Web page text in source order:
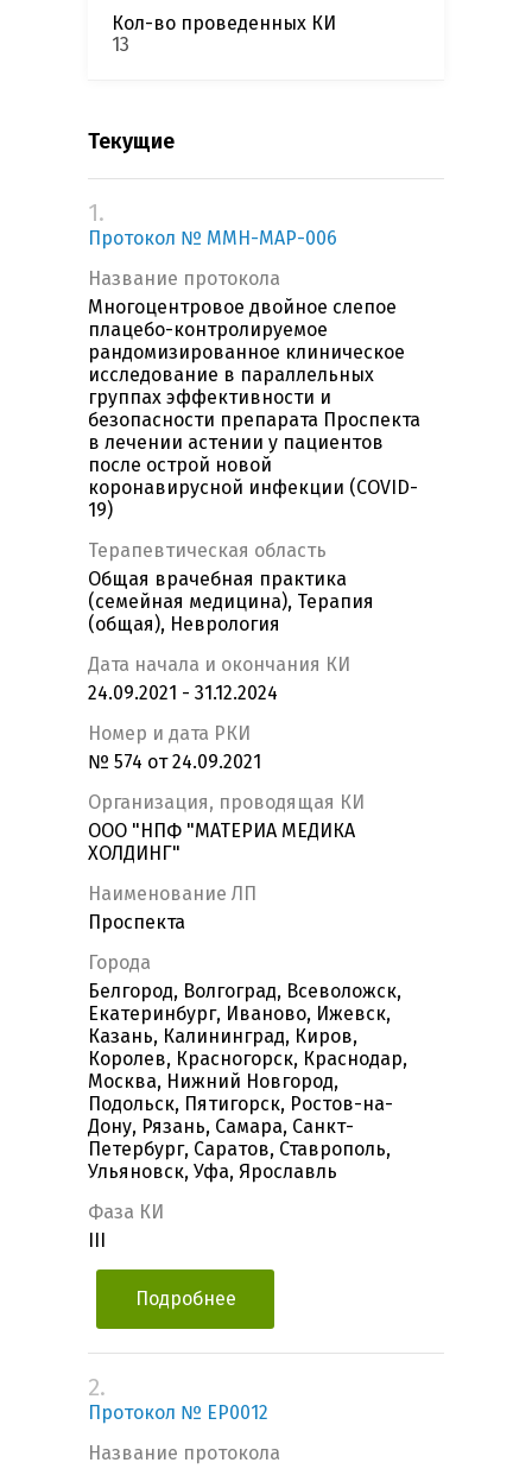
Кол-во проведенных КИ
13
Текущие
1.
Протокол № MMH-MAP-006
Название протокола
Многоцентровое двойное слепое
плацебо-контролируемое
рандомизированное клиническое
исследование в параллельных
группах эффективности и
безопасности препарата Проспекта
в лечении астении у пациентов
после острой новой
коронавирусной инфекции (COVID-
19)
Терапевтическая область
Общая врачебная практика
(семейная медицина), Терапия
(общая), Неврология
Дата начала и окончания КИ
24.09.2021 - 31.12.2024
Номер и дата РКИ
№ 574 от 24.09.2021
Организация, проводящая КИ
ООО "НПФ "МАТЕРИА МЕДИКА
ХОЛДИНГ"
Наименование ЛП
Проспекта
Города
Белгород, Волгоград, Всеволожск,
Екатеринбург, Иваново, Ижевск,
Казань, Калининград, Киров,
Королев, Красногорск, Краснодар,
Москва, Нижний Новгород,
Подольск, Пятигорск, Ростов-на-
Дону, Рязань, Самара, Санкт-
Петербург, Саратов, Ставрополь,
Ульяновск, Уфа, Ярославль
Фаза КИ
Подробнее
2.
Протокол № EP0012
Название протокола